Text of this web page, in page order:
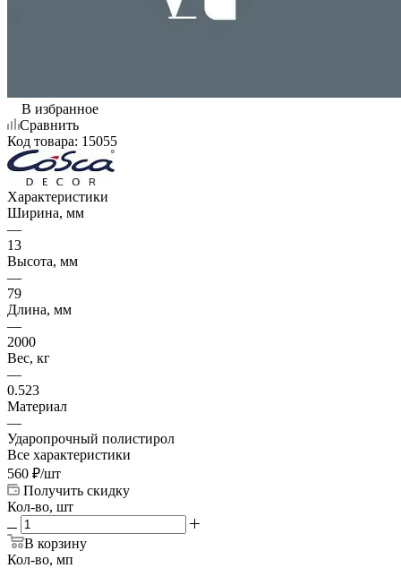
В избранное
Сравнить
Код товара: 15055
Характеристики
Ширина, мм
—
13
Высота, мм
—
79
Длина, мм
—
2000
Вес, кг
—
0.523
Материал
—
Ударопрочный полистирол
Все характеристики
560 ₽/шт
Получить скидку
Кол-во, шт
В корзину
Кол-во, мп